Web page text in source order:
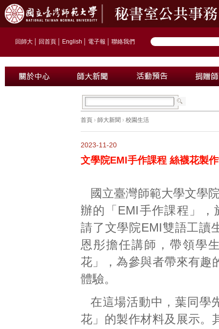
回師大 回首頁 English 電子報 聯絡我們
首頁 › 師大新聞 › 校園生活
2023-11-20
文學院EMI手作課程 絲襪花製
國立臺灣師範大學文學
辦的「EMI手作課程」，
請了文學院EMI雙語工讀
恩彤擔任講師，帶領學
花」，為參與者帶來有趣
體驗。
在這場活動中，葉同學
花」的製作材料及展示。